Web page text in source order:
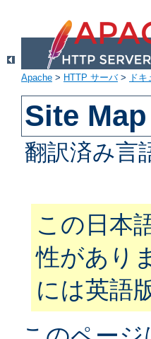
Apache > HTTP サーバ> ド
Site Map
翻訳済み言
この日本
性があり
には英語